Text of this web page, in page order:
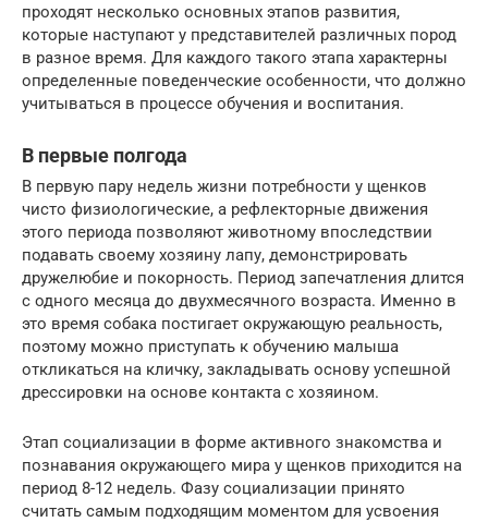
проходят несколько основных этапов развития,
которые наступают у представителей различных пород
в разное время. Для каждого такого этапа характерны
определенные поведенческие особенности, что должно
учитываться в процессе обучения и воспитания.
В первые полгода
В первую пару недель жизни потребности у щенков
чисто физиологические, а рефлекторные движения
этого периода позволяют животному впоследствии
подавать своему хозяину лапу, демонстрировать
дружелюбие и покорность. Период запечатления длится
с одного месяца до двухмесячного возраста. Именно в
это время собака постигает окружающую реальность,
поэтому можно приступать к обучению малыша
откликаться на кличку, закладывать основу успешной
дрессировки на основе контакта с хозяином.
Этап социализации в форме активного знакомства и
познавания окружающего мира у щенков приходится на
период 8-12 недель. Фазу социализации принято
считать самым подходящим моментом для усвоения